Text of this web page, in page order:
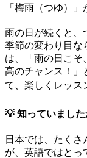
「梅雨（つゆ）
雨の日が続くと、
季節の変わり目な
は、「雨の日こそ
高のチャンス！」
て、楽しくレッス
💡 知っていました
日本では、たく
が、英語ではとっ